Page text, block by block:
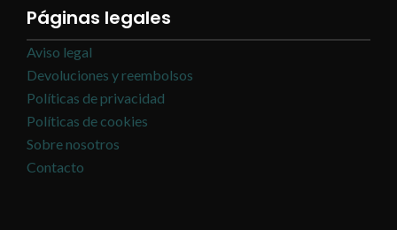
Páginas legales
Aviso legal
Devoluciones y reembolsos
Políticas de privacidad
Políticas de cookies
Sobre nosotros
Contacto